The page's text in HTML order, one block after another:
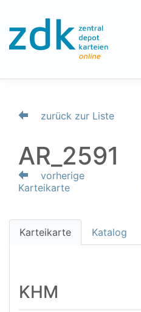
zurück zur Liste
AR_2591
vorherige
Karteikarte
Karteikarte Katalog
KHM